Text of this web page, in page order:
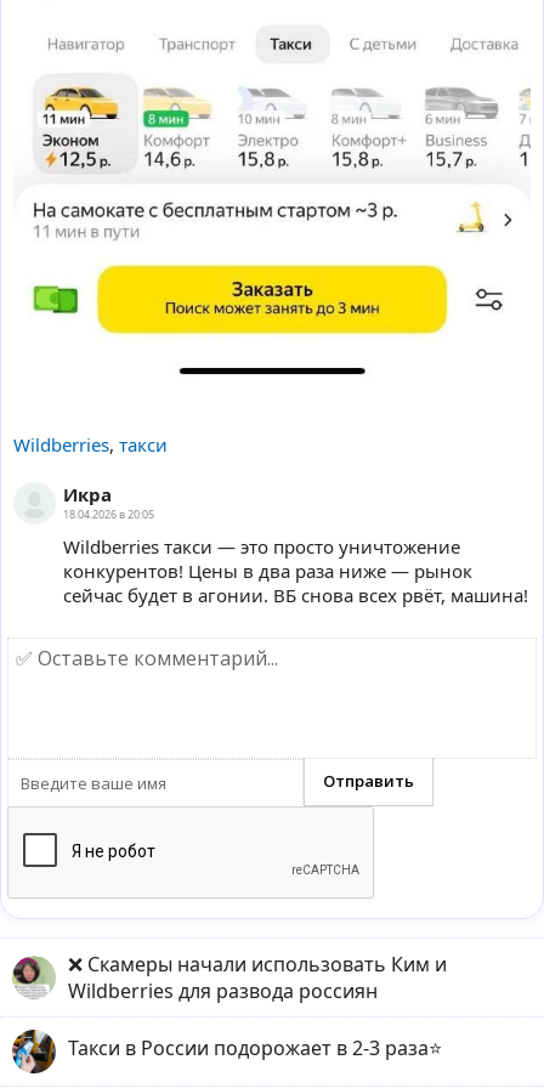
Wildberries, такси
Икра
18.04.2026 в 20:05
Wildberries такси — это просто уничтожение
конкурентов! Цены в два раза ниже — рынок
сейчас будет в агонии. ВБ снова всех рвёт, машина!
❌ Скамеры начали использовать Ким и
Wildberries для развода россиян
Такси в России подорожает в 2-3 раза⭐️